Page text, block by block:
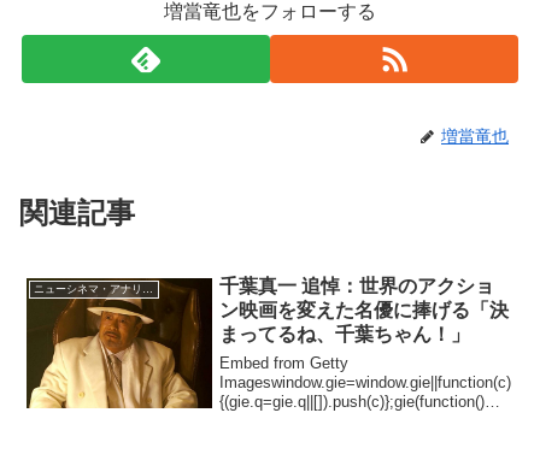
増當竜也をフォローする
増當竜也
関連記事
ニューシネマ・アナリティクス
千葉真一 追悼：世界のアクショ
ン映画を変えた名優に捧げる「決
まってるね、千葉ちゃん！」
Embed from Getty
Imageswindow.gie=window.gie||function(c)
{(gie.q=gie.q||[]).push(c)};gie(function()